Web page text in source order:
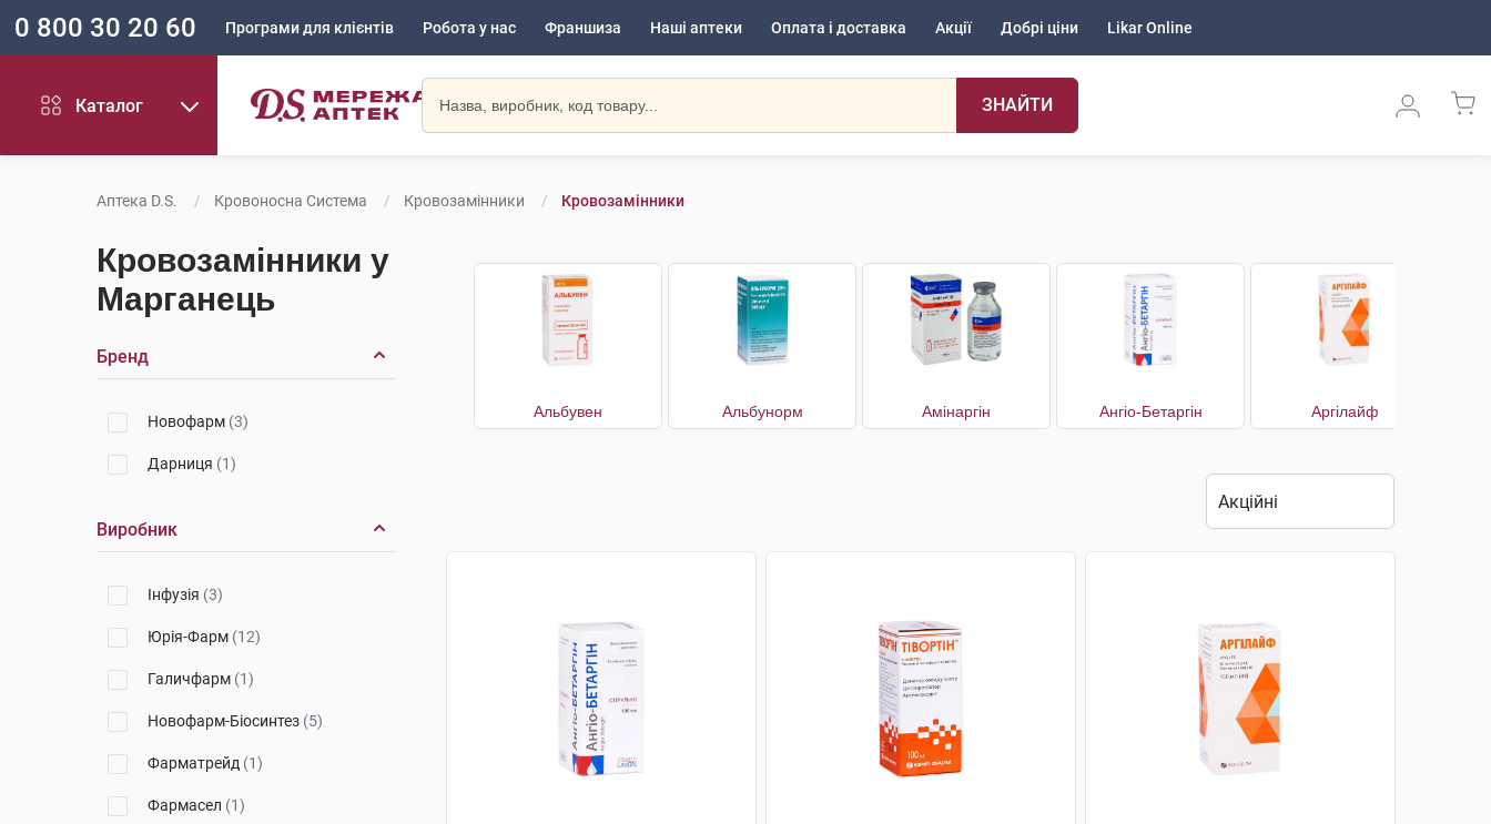
0 800 30 20 60 Програми для клієнтів Робота у нас Франшиза Наші аптеки Оплата і доставка Акції Добрі ціни Likar Online
Каталог ЗНАЙТИ
Аптека D.S. Кровоносна Система Кровозамінники Кровозамінники
Кровозамінники у
Марганець
Бренд
Новофарм (3)
Дарниця (1)
Виробник
Інфузія (3)
Юрія-Фарм (12)
Галичфарм (1)
Новофарм-Біосинтез (5)
Фарматрейд (1)
Фармасел (1)
Альбувен Альбунорм Амінаргін Ангіо-Бетаргін Аргілайф